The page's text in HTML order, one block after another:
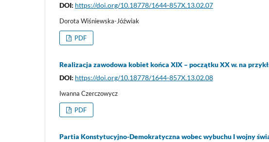
DOI: https://doi.org/10.18778/1644-857X.13.02.07
Dorota Wiśniewska-Jóźwiak
PDF
Realizacja zawodowa kobiet końca XIX – początku XX w. na
DOI: https://doi.org/10.18778/1644-857X.13.02.08
Iwanna Czerczowycz
PDF
Partia Konstytucyjno-Demokratyczna wobec wybuchu I wojny